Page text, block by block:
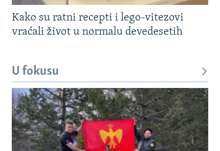
Kako su ratni recepti i lego-vitezovi
vraćali život u normalu devedesetih
U fokusu